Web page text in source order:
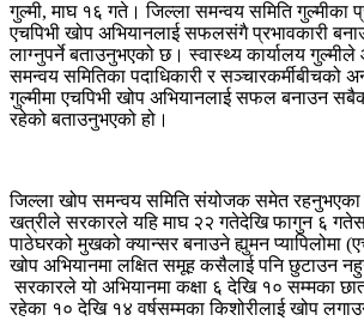
गुल्मी, माघ १६ गते। जिल्ला समन्वय समिति गुल्मीका
एचपिभी खोप अभियानलाई सफलसंगै प्रभावकारी
लाग्नुपर्ने बताउनुभएको छ। स्वास्थ्य कार्यालय
समन्वय समितिका पदाधिकारी र सञ्चारकर्मीबीचको
गुल्मीमा एचपिभी खोप अभियानलाई सफल बनाउन
रहेको बताउनुभएको हो।
जिल्ला खोप समन्वय समिति संयोजक समेत
खत्रीले सरकारले यहि माघ २२ गतेदेखि फागुन ६
पाठेघरको मुखको क्यान्सर बनाउने ह्युमन प्यापिलोमा
खोप अभियानमा लक्षित समूह कसैलाई पनि छुटाउन
सरकारले यो अभियानमा कक्षा ६ देखि १० सम्मका
रहेका १० देखि १४ वर्षसम्मका किशोरीलाई खोप